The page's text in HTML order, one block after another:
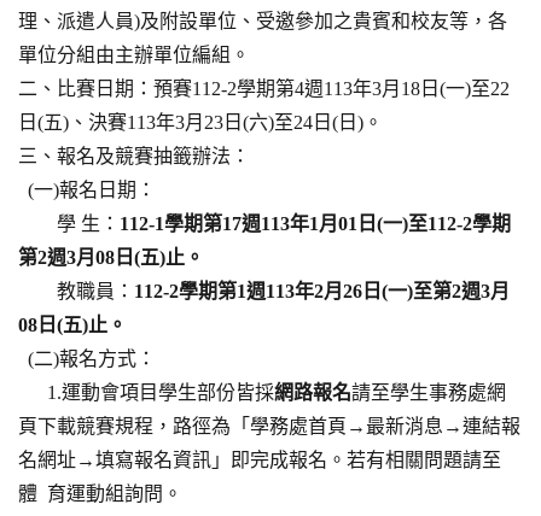
理、派遣人員)及附設單位、受邀參加之貴賓和校友等，各
單位分組由主辦單位編組。
二、比賽日期：預賽112-2學期第4週113年3月18日(一)至22
日(五)、決賽113年3月23日(六)至24日(日)。
三、報名及競賽抽籤辦法：
(一)報名日期：
學 生： 112-1學期第17週113年1月01日(一)至112-2學期
第2週3月08 日(五)止。
教職員： 112-2學期第1週113年2月26日(一)至第2週3月
08日(五)止。
(二)報名方式：
1.運動會項目學生部份皆採網路報名請至學生事務處網
頁下載競賽規程，路徑為「學務處首頁→最新消息→連結報
名網址→填寫報名資訊」即完成報名。若有相關問題請至
體 育運動組詢問。